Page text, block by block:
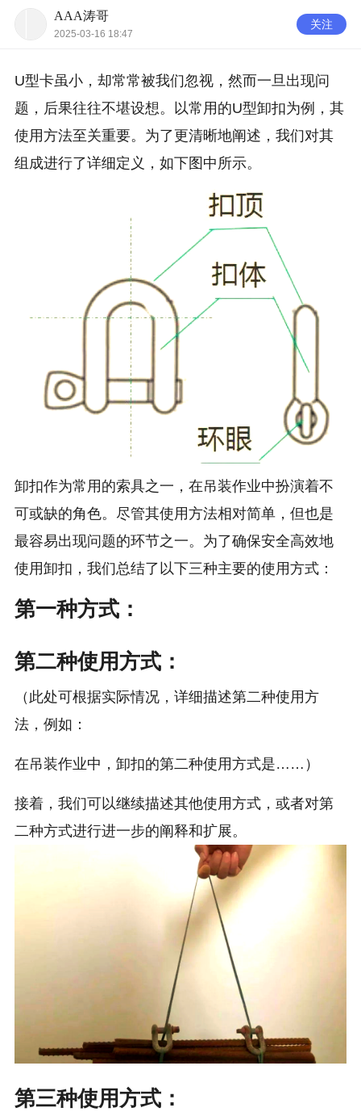
AAA涛哥
2025-03-16 18:47
关注
U型卡虽小，却常常被我们忽视，然而一旦出现问
题，后果往往不堪设想。以常用的U型卸扣为例，其
使用方法至关重要。为了更清晰地阐述，我们对其
组成进行了详细定义，如下图中所示。
卸扣作为常用的索具之一，在吊装作业中扮演着不
可或缺的角色。尽管其使用方法相对简单，但也是
最容易出现问题的环节之一。为了确保安全高效地
使用卸扣，我们总结了以下三种主要的使用方式：
第一种方式：
第二种使用方式：
（此处可根据实际情况，详细描述第二种使用方
法，例如：
在吊装作业中，卸扣的第二种使用方式是……）
接着，我们可以继续描述其他使用方式，或者对第
二种方式进行进一步的阐释和扩展。
第三种使用方式：